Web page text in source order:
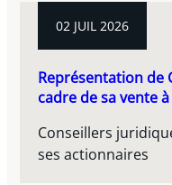
02 JUIL 2026
Représentation de
cadre de sa vente
Conseillers
ses actionnaires